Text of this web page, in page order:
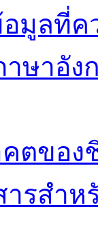
มูลที่ค
าษาอั
ตของ
ารสำ